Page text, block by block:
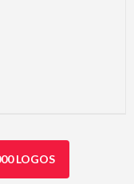
LOGOS